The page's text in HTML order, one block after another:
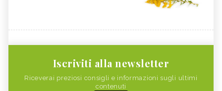
Iscriviti alla newsletter
Riceverai preziosi consigli e informazioni sugli ultimi
contenuti